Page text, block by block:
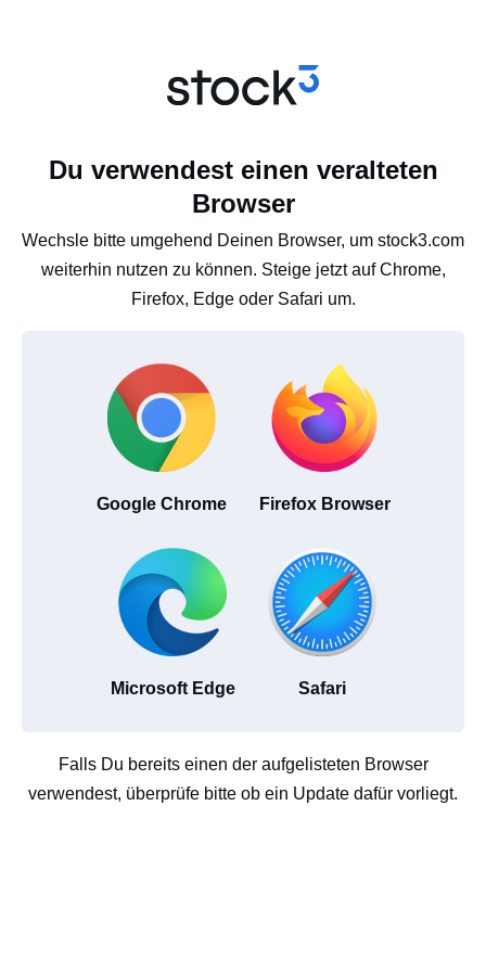
Du verwendest einen veralteten
Browser
Wechsle bitte umgehend Deinen Browser, um stock3.com
weiterhin nutzen zu können. Steige jetzt auf Chrome,
Firefox, Edge oder Safari um.
Google Chrome Firefox Browser
Microsoft Edge Safari
Falls Du bereits einen der aufgelisteten Browser
verwendest, überprüfe bitte ob ein Update dafür vorliegt.